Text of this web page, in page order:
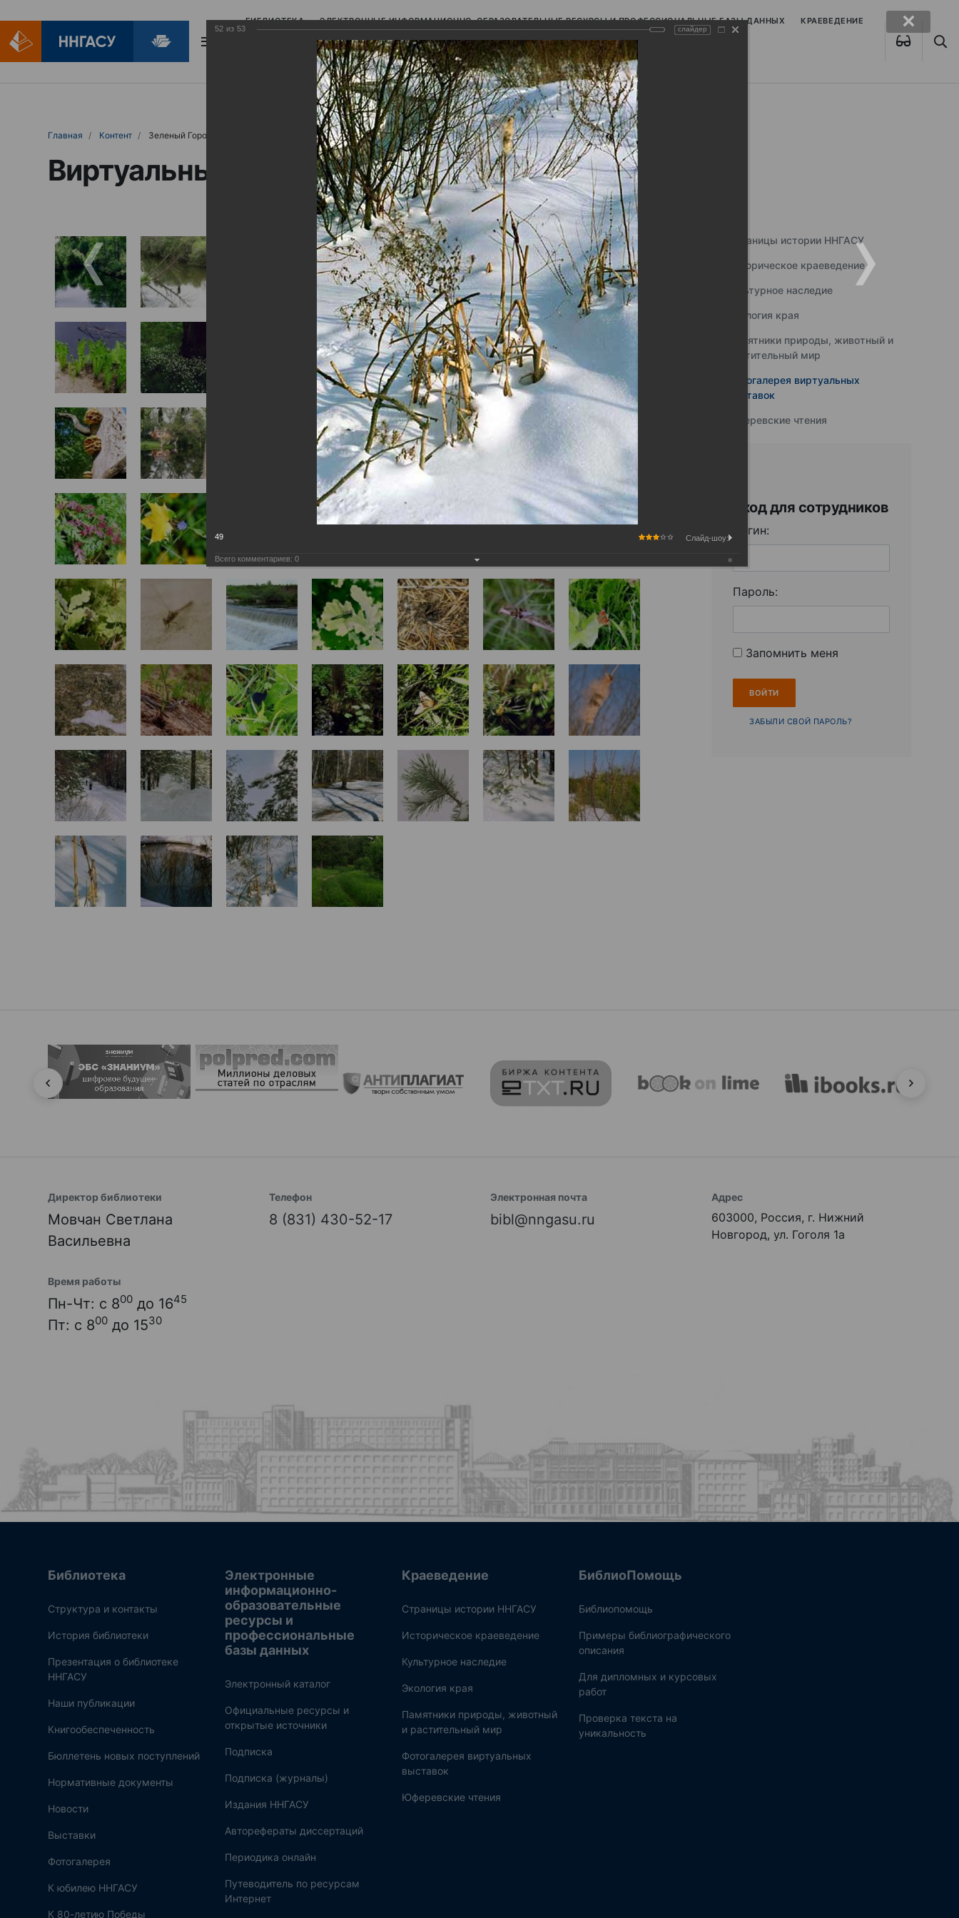
БИБЛИОТЕКА ЭЛЕКТРОННЫЕ ИНФОРМАЦИОННО-ОБРАЗОВАТЕЛЬНЫЕ РЕСУРСЫ И ПРОФЕССИОНАЛЬНЫЕ БАЗЫ ДАННЫХ КРАЕВЕДЕНИЕ
БИБЛИОПОМОЩЬ
Главная Контент Зеленый Город
Виртуальные выставки (фотоальбомы)
Страницы истории ННГАСУ
Историческое краеведение
Культурное наследие
Экология края
Памятники природы, животный и
растительный мир
Фотогалерея виртуальных
выставок
Юферевские чтения
Вход для сотрудников
Логин:
Пароль:
Запомнить меня
ЗАБЫЛИ СВОЙ ПАРОЛЬ?
Директор библиотеки
Мовчан Светлана
Васильевна
Телефон
8 (831) 430-52-17
Электронная почта
bibl@nngasu.ru
Адрес
603000, Россия, г. Нижний
Новгород, ул. Гоголя 1а
Время работы
Пн-Чт: с 800 до 1645
Пт: с 800 до 1530
Библиотека
Структура и контакты
История библиотеки
Презентация о библиотеке
ННГАСУ
Наши публикации
Книгообеспеченность
Бюллетень новых поступлений
Нормативные документы
Новости
Выставки
Фотогалерея
К юбилею ННГАСУ
К 80-летию Победы
Электронные
информационно-
образовательные
ресурсы и
профессиональные
базы данных
Электронный каталог
Официальные ресурсы и
открытые источники
Подписка
Подписка (журналы)
Издания ННГАСУ
Авторефераты диссертаций
Периодика онлайн
Путеводитель по ресурсам
Интернет
Краеведение
Страницы истории ННГАСУ
Историческое краеведение
Культурное наследие
Экология края
Памятники природы, животный
и растительный мир
Фотогалерея виртуальных
выставок
Юферевские чтения
БиблиоПомощь
Библиопомощь
Примеры библиографического
описания
Для дипломных и курсовых
работ
Проверка текста на
уникальность
52 из 53 слайдер
49 Слайд-шоу:
Всего комментариев: 0